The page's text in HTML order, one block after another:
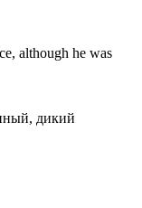
although he was
дикий